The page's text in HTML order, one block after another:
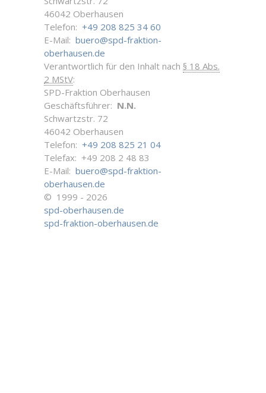
46042 Oberhausen
Telefon: +49 208 825 34 60
E-Mail: buero@spd-fraktion-
oberhausen.de
Verantwortlich für den Inhalt nach § 18 Abs.
2 MStV:
SPD-Fraktion Oberhausen
Geschäftsführer: N.N.
Schwartzstr. 72
46042 Oberhausen
Telefon: +49 208 825 21 04
Telefax: +49 208 2 48 83
E-Mail: buero@spd-fraktion-
oberhausen.de
© 1999 - 2026
spd-oberhausen.de
spd-fraktion-oberhausen.de